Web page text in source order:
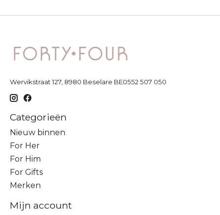
Wervikstraat 127, 8980 Beselare BE0552 507 050
Categorieën
Nieuw binnen
For Her
For Him
For Gifts
Merken
Mijn account